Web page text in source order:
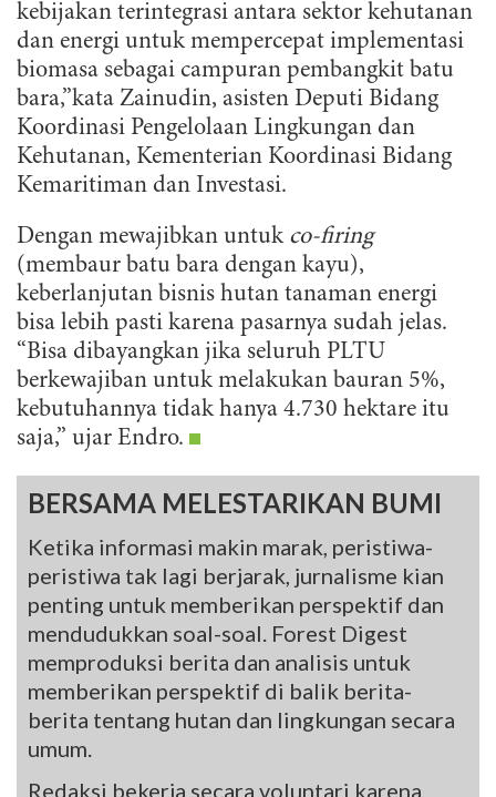
kebijakan terintegrasi antara sektor kehutanan
dan energi untuk mempercepat implementasi
biomasa sebagai campuran pembangkit batu
bara,”kata Zainudin, asisten Deputi Bidang
Koordinasi Pengelolaan Lingkungan dan
Kehutanan, Kementerian Koordinasi Bidang
Kemaritiman dan Investasi.
Dengan mewajibkan untuk co-firing
(membaur batu bara dengan kayu),
keberlanjutan bisnis hutan tanaman energi
bisa lebih pasti karena pasarnya sudah jelas.
“Bisa dibayangkan jika seluruh PLTU
berkewajiban untuk melakukan bauran 5%,
kebutuhannya tidak hanya 4.730 hektare itu
saja,” ujar Endro.
BERSAMA MELESTARIKAN BUMI
Ketika informasi makin marak, peristiwa-
peristiwa tak lagi berjarak, jurnalisme kian
penting untuk memberikan perspektif dan
mendudukkan soal-soal. Forest Digest
memproduksi berita dan analisis untuk
memberikan perspektif di balik berita-
berita tentang hutan dan lingkungan secara
umum.
Redaksi bekerja secara voluntari karena